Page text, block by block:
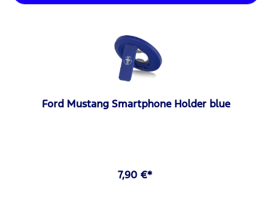
Ford Mustang Smartphone Holder blue
7,90 €*